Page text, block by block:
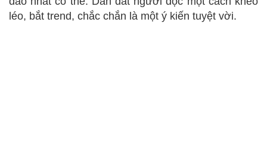
léo, bắt trend, chắc chắn là một ý kiến tuyệt vời.